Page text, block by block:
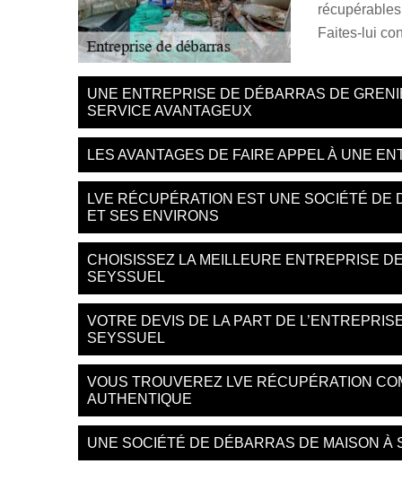
Faites-lui
UNE ENTREPRISE DE DÉBARRAS DE
SERVICE AVANTAGEUX
LES AVANTAGES DE FAIRE APPEL À UNE
LVE RÉCUPÉRATION EST UNE SOCIÉTÉ
ET SES ENVIRONS
CHOISISSEZ LA MEILLEURE ENTREPRISE
SEYSSUEL
VOTRE DEVIS DE LA PART DE
SEYSSUEL
VOUS TROUVEREZ LVE RÉCUPÉRATION
AUTHENTIQUE
UNE SOCIÉTÉ DE DÉBARRAS DE MAISON À